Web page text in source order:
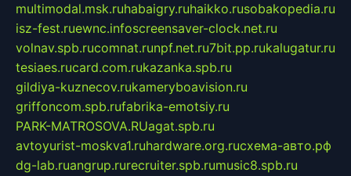
multimodal.msk.ruhabaigry.ruhaikko.rusobakopedia.ru
isz-fest.ruewnc.infoscreensaver-clock.net.ru
volnav.spb.rucomnat.runpf.net.ru7bit.pp.rukalugatur.ru
tesiaes.rucard.com.rukazanka.spb.ru
gildiya-kuznecov.rukameryboavision.ru
griffoncom.spb.rufabrika-emotsiy.ru
PARK-MATROSOVA.RUagat.spb.ru
avtoyurist-moskva1.ruhardware.org.ruсхема-авто.рф
dg-lab.ruangrup.rurecruiter.spb.rumusic8.spb.ru